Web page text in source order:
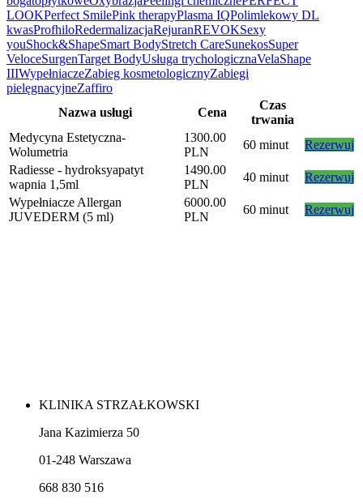
LOOKPerfect SmilePink therapyPlasma IQPolimlekowy DL
kwasProfhiloRedermalizacjaRejuranREVOKSexy
youShock&ShapeSmart BodyStretch CareSunekosSuper
VeloceSurgenTarget BodyUsługa trychologicznaVelaShape
IIIWypełniaczeZabieg kosmetologicznyZabiegi
pielęgnacyjneZaffiro
Nazwa usługi
Cena
Czas
trwania
Medycyna Estetyczna-
Wolumetria
1300.00
PLN
60 minut
Rezerwuj
Radiesse - hydroksyapatyt
wapnia 1,5ml
1490.00
PLN
40 minut
Rezerwuj
Wypełniacze Allergan
JUVEDERM (5 ml)
6000.00
PLN
60 minut Rezerwuj
KLINIKA STRZAŁKOWSKI
Jana Kazimierza 50
01-248 Warszawa
668 830 516